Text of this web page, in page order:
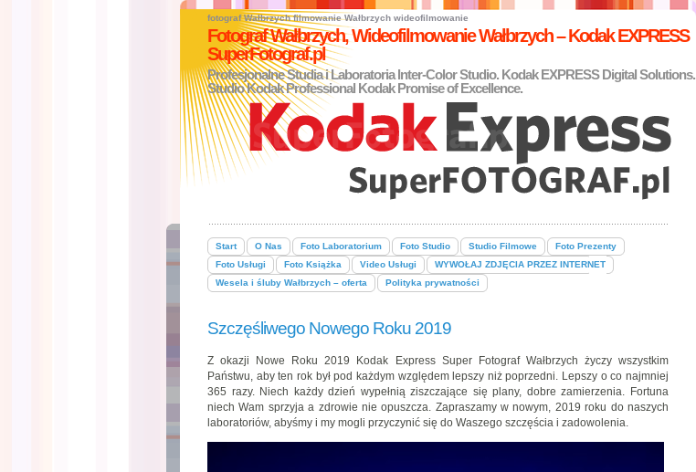
fotograf Wałbrzych filmowanie Wałbrzych wideofilmowanie
Fotograf Wałbrzych, Wideofilmowanie Wałbrzych – Kodak EXPRESS
SuperFotograf.pl
Profesjonalne Studia i Laboratoria Inter-Color Studio. Kodak EXPRESS Digital Solutions.
Studio Kodak Professional Kodak Promise of Excellence.
Start O Nas Foto Laboratorium Foto Studio Studio Filmowe
Foto Prezenty
Foto Usługi
Foto Książka Video Usługi
WYWOŁAJ ZDJĘCIA PRZEZ INTERNET
Wesela i śluby Wałbrzych – oferta
Polityka prywatności
Szczęśliwego Nowego Roku 2019
Z okazji Nowe Roku 2019 Kodak Express Super Fotograf Wałbrzych życzy wszystkim
Państwu, aby ten rok był pod każdym względem lepszy niż poprzedni. Lepszy o co najmniej
365 razy. Niech każdy dzień wypełnią ziszczające się plany, dobre zamierzenia. Fortuna
niech Wam sprzyja a zdrowie nie opuszcza. Zapraszamy w nowym, 2019 roku do naszych
laboratoriów, abyśmy i my mogli przyczynić się do Waszego szczęścia i zadowolenia.